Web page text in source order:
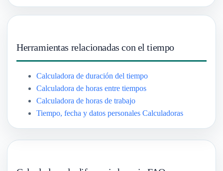
Herramientas relacionadas con el tiempo
Calculadora de duración del tiempo
Calculadora de horas entre tiempos
Calculadora de horas de trabajo
Tiempo, fecha y datos personales Calculadoras